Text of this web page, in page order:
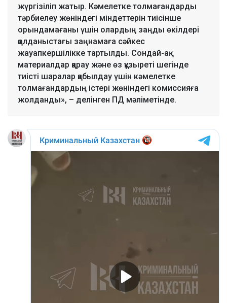
жүргізіліп жатыр. Кәмелетке толмағандарды
тәрбиелеу жөніндегі міндеттерін тиісінше
орындамағаны үшін олардың заңды өкілдері
қолданыстағы заңнамаға сәйкес
жауапкершілікке тартылды. Сондай-ақ
материалдар қарау және өз құзыреті шегінде
тиісті шаралар қабылдау үшін кәмелетке
толмағандардың істері жөніндегі комиссияға
жолданды», – делінген ПД мәліметінде.